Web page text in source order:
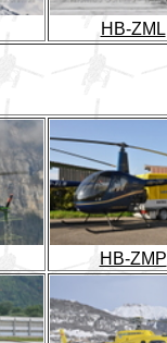
HB-ZML
HB-ZMP